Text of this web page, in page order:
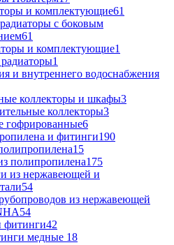
и комплектующие61
с боковым
61
и комплектующие1
1
и внутреннего водоснабжения
коллекторы и шкафы3
коллекторы3
гофрированные6
и фитинги190
15
полипропилена175
из нержавеющей и
54
из нержавеющей
54
фитинги42
медные 18